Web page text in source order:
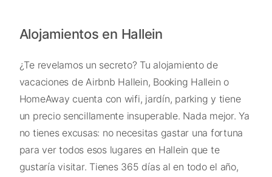
Alojamientos en Hallein
¿Te revelamos un secreto? Tu alojamiento de
vacaciones de Airbnb Hallein, Booking Hallein o
HomeAway cuenta con wifi, jardín, parking y tiene
un precio sencillamente insuperable. Nada mejor. Ya
no tienes excusas: no necesitas gastar una fortuna
para ver todos esos lugares en Hallein que te
gustaría visitar. Tienes 365 días al en todo el año,